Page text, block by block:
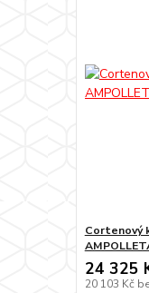
Cortenový
24 325
20 103 Kč